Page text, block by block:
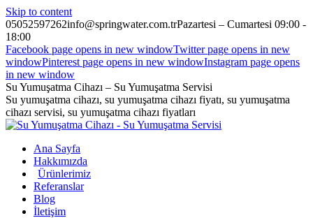
Skip to content
05052597262info@springwater.com.trPazartesi – Cumartesi 09:00 -
18:00
Facebook page opens in new windowTwitter page opens in new
windowPinterest page opens in new windowInstagram page opens
in new window
Su Yumuşatma Cihazı – Su Yumuşatma Servisi
Su yumuşatma cihazı, su yumuşatma cihazı fiyatı, su yumuşatma
cihazı servisi, su yumuşatma cihazı fiyatları
Ana Sayfa
Hakkımızda
Ürünlerimiz
Referanslar
Blog
İletişim